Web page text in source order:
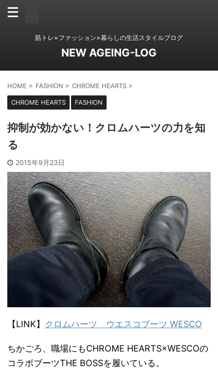
筋トレ×ファッション×暮らしの生活スタイルブログ
NEW AGEING-LOG
HOME > FASHION > CHROME HEARTS >
CHROME HEARTS FASHION
抑制が効かない！クロムハーツの力を知
る
2015年9月23日
【LINK】 クロムハーツ ウエスコブーツ WESCO
ちかごろ、職場にもCHROME HEARTS×WESCOの
コラボブーツTHE BOSSを履いている。